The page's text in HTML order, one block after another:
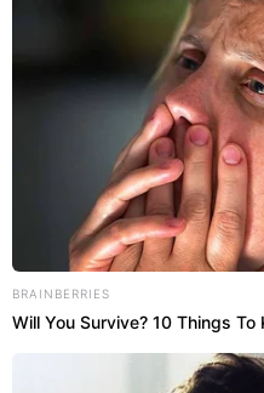
BRAINBERRIES
Will You Survive? 10 Things